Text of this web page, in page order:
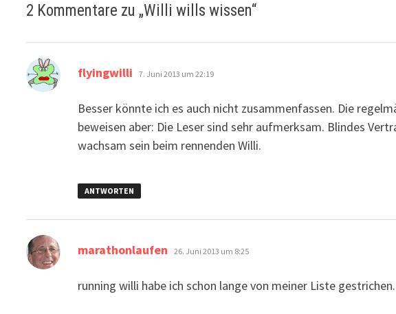
2 Kommentare zu „Willi wills wissen“
flyingwilli sagt:
7. Juni 2013 um 22:19
Besser könnte ich es auch nicht zusammenfassen. Die
beweisen aber: Die Leser sind sehr aufmerksam. Blindes
wachsam sein beim rennenden Willi.
ANTWORTEN
marathonlaufen sagt:
26. Juni 2013 um 8:25
running willi habe ich schon lange von meiner Liste gestrichen.